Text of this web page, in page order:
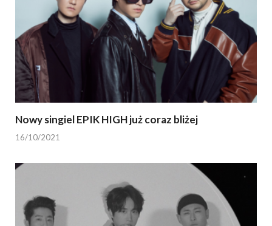
Nowy singiel EPIK HIGH już coraz bliżej
16/10/2021